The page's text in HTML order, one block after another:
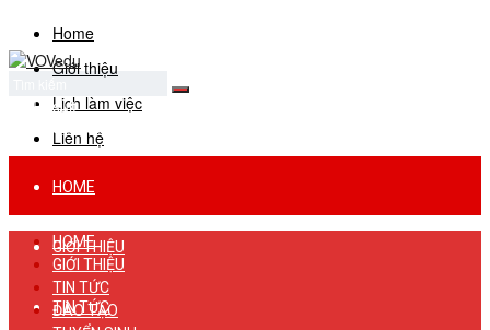
Home
Giới thiệu
Lịch làm việc
Liên hệ
No Result
View All Result
HOME
GIỚI THIỆU
TIN TỨC
HOME
GIỚI THIỆU
TIN TỨC
ĐÀO TẠO